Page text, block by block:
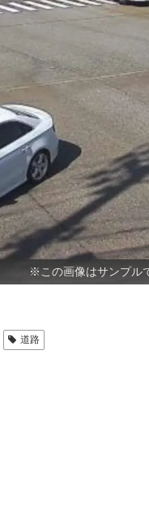
※この画像はサンプル
道路